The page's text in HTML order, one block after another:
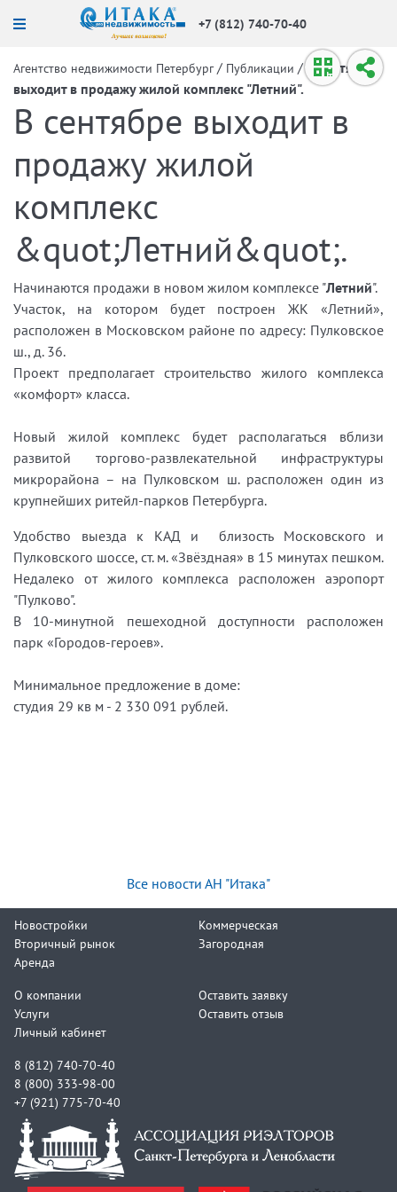
+7 (812) 740-70-40
Агентство недвижимости Петербург / Публикации / В сентябре
выходит в продажу жилой комплекс "Летний".
В сентябре выходит в
продажу жилой
комплекс
&quot;Летний&quot;.
Начинаются продажи в новом жилом комплексе "Летний".
Участок, на котором будет построен ЖК «Летний»,
расположен в Московском районе по адресу: Пулковское
ш., д. 36.
Проект предполагает строительство жилого комплекса
«комфорт» класса.
Новый жилой комплекс будет располагаться вблизи
развитой торгово-развлекательной инфраструктуры
микрорайона – на Пулковском ш. расположен один из
крупнейших ритейл-парков Петербурга.
Удобство выезда к КАД и близость Московского и
Пулковского шоссе, ст. м. «Звёздная» в 15 минутах пешком.
Недалеко от жилого комплекса расположен аэропорт
"Пулково".
В 10-минутной пешеходной доступности расположен
парк «Городов-героев».
Минимальное предложение в доме:
студия 29 кв м - 2 330 091 рублей.
Все новости АН "Итака"
Новостройки
Вторичный рынок
Аренда
Коммерческая
Загородная
О компании
Услуги
Личный кабинет
Оставить заявку
Оставить отзыв
8 (812) 740-70-40
8 (800) 333-98-00
+7 (921) 775-70-40